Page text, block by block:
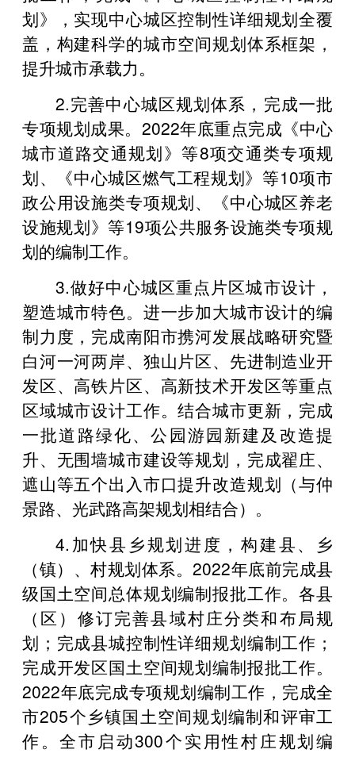
划》，实现中心城区控制性详细规划全覆
盖，构建科学的城市空间规划体系框架，
提升城市承载力。
2.完善中心城区规划体系，完成一批
专项规划成果。2022年底重点完成《中心
城市道路交通规划》等8项交通类专项规
划、《中心城区燃气工程规划》等10项市
政公用设施类专项规划、《中心城区养老
设施规划》等19项公共服务设施类专项规
划的编制工作。
3.做好中心城区重点片区城市设计，
塑造城市特色。进一步加大城市设计的编
制力度，完成南阳市携河发展战略研究暨
白河一河两岸、独山片区、先进制造业开
发区、高铁片区、高新技术开发区等重点
区域城市设计工作。结合城市更新，完成
一批道路绿化、公园游园新建及改造提
升、无围墙城市建设等规划，完成翟庄、
遮山等五个出入市口提升改造规划（与仲
景路、光武路高架规划相结合）。
4.加快县乡规划进度，构建县、乡
（镇）、村规划体系。2022年底前完成县
级国土空间总体规划编制报批工作。各县
（区）修订完善县域村庄分类和布局规
划；完成县城控制性详细规划编制工作；
完成开发区国土空间规划编制报批工作。
2022年底完成专项规划编制工作，完成全
市205个乡镇国土空间规划编制和评审工
作。全市启动300个实用性村庄规划编